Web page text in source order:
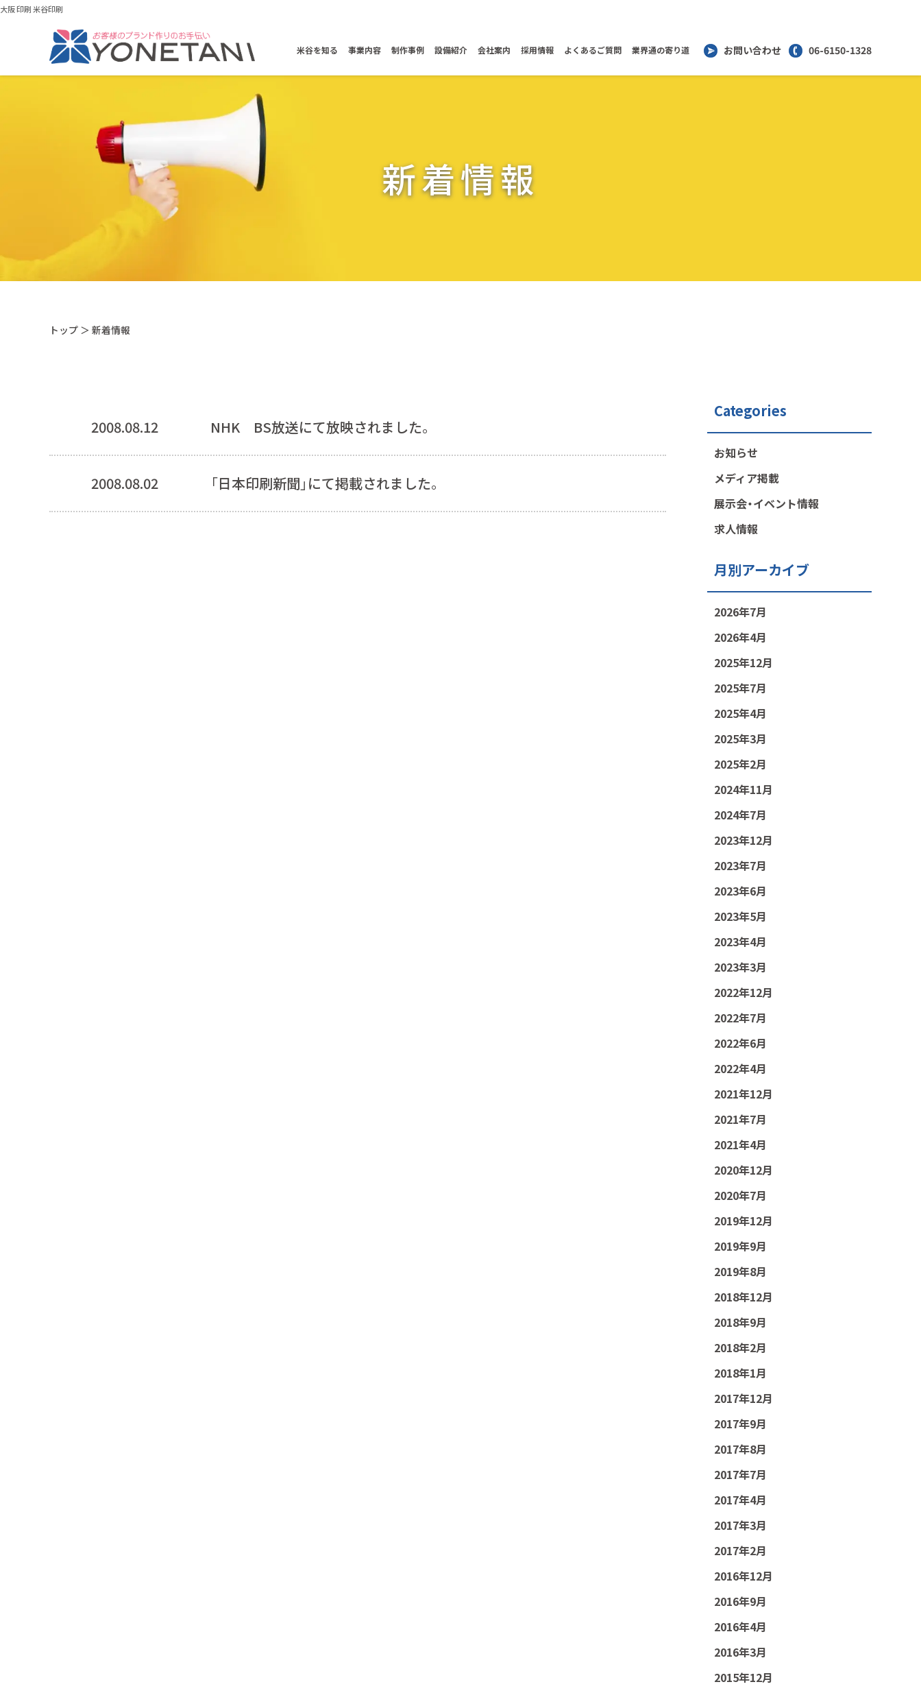
大阪 印刷 米谷印刷
米谷を知る 事業内容 制作事例 設備紹介 会社案内 採用情報 よくあるご質問 業界通の寄り道 お問い合わせ 06-6150-1328
新着情報
トップ ＞ 新着情報
2008.08.12 NHK BS放送にて放映されました。
2008.08.02 「日本印刷新聞」にて掲載されました。
Categories
お知らせ
メディア掲載
展示会・イベント情報
求人情報
月別アーカイブ
2026年7月
2026年4月
2025年12月
2025年7月
2025年4月
2025年3月
2025年2月
2024年11月
2024年7月
2023年12月
2023年7月
2023年6月
2023年5月
2023年4月
2023年3月
2022年12月
2022年7月
2022年6月
2022年4月
2021年12月
2021年7月
2021年4月
2020年12月
2020年7月
2019年12月
2019年9月
2019年8月
2018年12月
2018年9月
2018年2月
2018年1月
2017年12月
2017年9月
2017年8月
2017年7月
2017年4月
2017年3月
2017年2月
2016年12月
2016年9月
2016年4月
2016年3月
2015年12月